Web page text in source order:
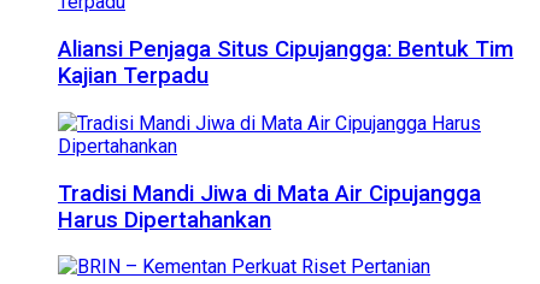
Aliansi Penjaga Situs Cipujangga: Bentuk Tim
Kajian Terpadu
Tradisi Mandi Jiwa di Mata Air Cipujangga
Harus Dipertahankan